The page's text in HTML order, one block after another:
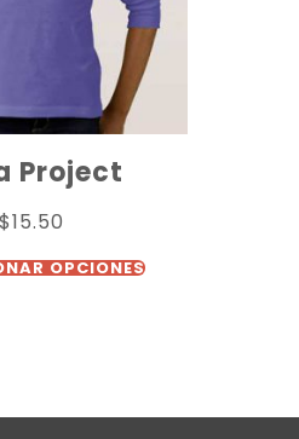
Project
$15.50
OPCIONES